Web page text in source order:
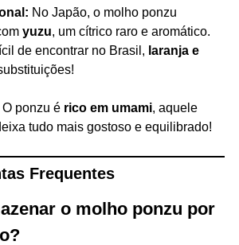
No Japão, o molho ponzu
yuzu, um cítrico raro e aromático.
de encontrar no Brasil, laranja e
O ponzu é rico em umami, aquele
tudo mais gostoso e equilibrado!
Frequentes
o molho ponzu por